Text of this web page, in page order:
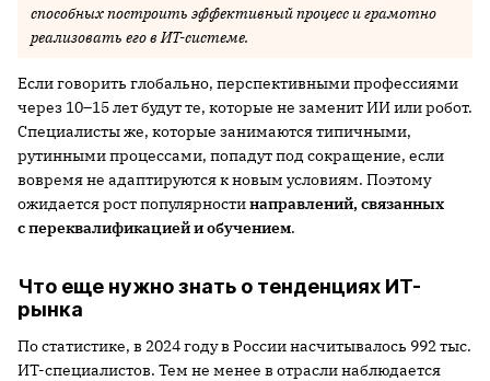
способных построить эффективный процесс и грамотно
реализовать его в ИТ-системе.
Если говорить глобально, перспективными профессиями
через 10–15 лет будут те, которые не заменит ИИ или робот.
Специалисты же, которые занимаются типичными,
рутинными процессами, попадут под сокращение, если
вовремя не адаптируются к новым условиям. Поэтому
ожидается рост популярностинаправлений, связанных
с переквалификацией и обучением.
Что еще нужно знать о тенденциях ИТ-
рынка
По статистике, в 2024 году в России насчитывалось 992 тыс.
ИТ-специалистов. Тем не менее в отрасли наблюдается